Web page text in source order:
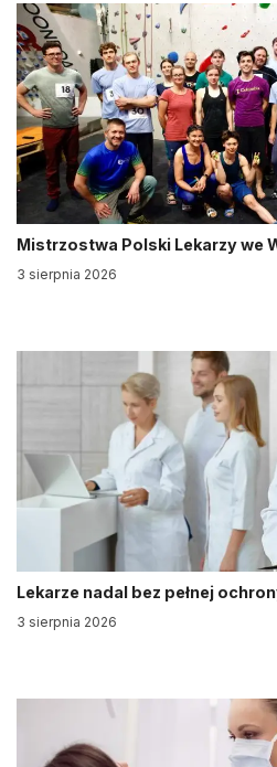
Mistrzostwa Polski Lekarzy we
3 sierpnia 2026
Lekarze nadal bez pełnej
3 sierpnia 2026